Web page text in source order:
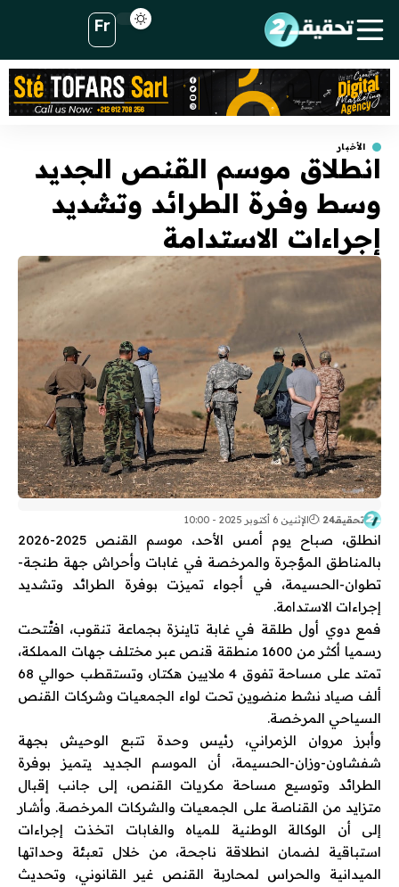
Fr
الأخبار
انطلاق موسم القنص الجديد
وسط وفرة الطرائد وتشديد
إجراءات الاستدامة
تحقيقـ24 الإثنين 6 أكتوبر 2025 - 10:00
انطلق، صباح يوم أمس الأحد، موسم القنص 2025-2026
بالمناطق المؤجرة والمرخصة في غابات وأحراش جهة طنجة-
تطوان-الحسيمة، في أجواء تميزت بوفرة الطرائد وتشديد
إجراءات الاستدامة.
فمع دوي أول طلقة في غابة تاينزة بجماعة تنقوب، افتُتحت
رسميا أكثر من 1600 منطقة قنص عبر مختلف جهات المملكة،
تمتد على مساحة تفوق 4 ملايين هكتار، وتستقطب حوالي 68
ألف صياد نشط منضوين تحت لواء الجمعيات وشركات القنص
السياحي المرخصة.
وأبرز مروان الزمراني، رئيس وحدة تتبع الوحيش بجهة
شفشاون-وزان-الحسيمة، أن الموسم الجديد يتميز بوفرة
الطرائد وتوسيع مساحة مكريات القنص، إلى جانب إقبال
متزايد من القناصة على الجمعيات والشركات المرخصة. وأشار
إلى أن الوكالة الوطنية للمياه والغابات اتخذت إجراءات
استباقية لضمان انطلاقة ناجحة، من خلال تعبئة وحداتها
الميدانية والحراس لمحاربة القنص غير القانوني، وتحديث